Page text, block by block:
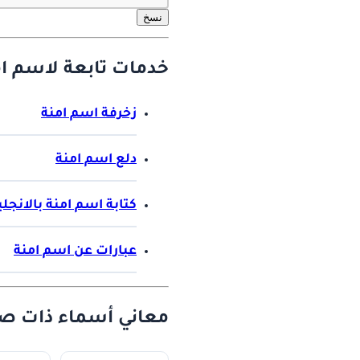
نسخ
خدمات تابعة لاسم
زخرفة اسم امنة
دلع اسم امنة
كتابة اسم امنة
عبارات عن اسم امنة
معاني أسماء ذات